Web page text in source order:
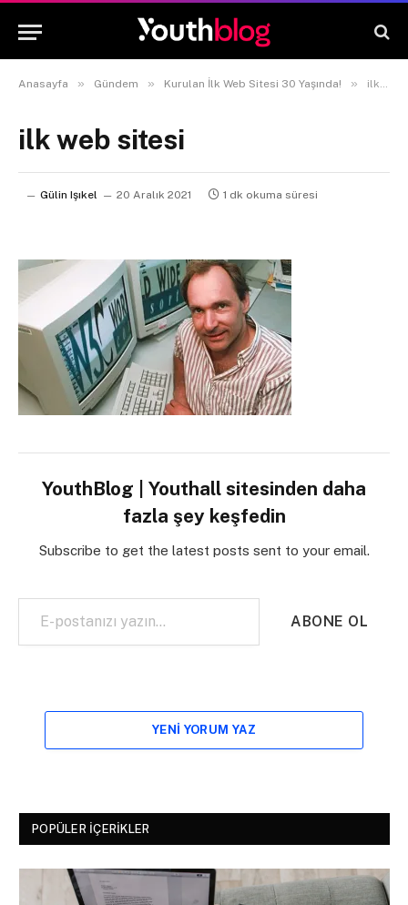
Anasayfa » Gündem » Kurulan İlk Web Sitesi 30 Yaşında! » ilk web sitesi
ilk web sitesi
Gülin Işıkel 20 Aralık 2021 1 dk okuma süresi
YouthBlog | Youthall sitesinden daha
fazla şey keşfedin
Subscribe to get the latest posts sent to your email.
E-postanızı yazın…
ABONE OL
YENI YORUM YAZ
POPÜLER İÇERIKLER